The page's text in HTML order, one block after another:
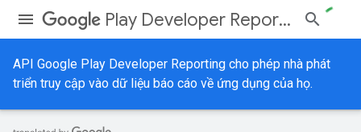
Play Developer Reporting API
API Google Play Developer Reporting cho phép nhà phát
triển truy cập vào dữ liệu báo cáo về ứng dụng của họ.